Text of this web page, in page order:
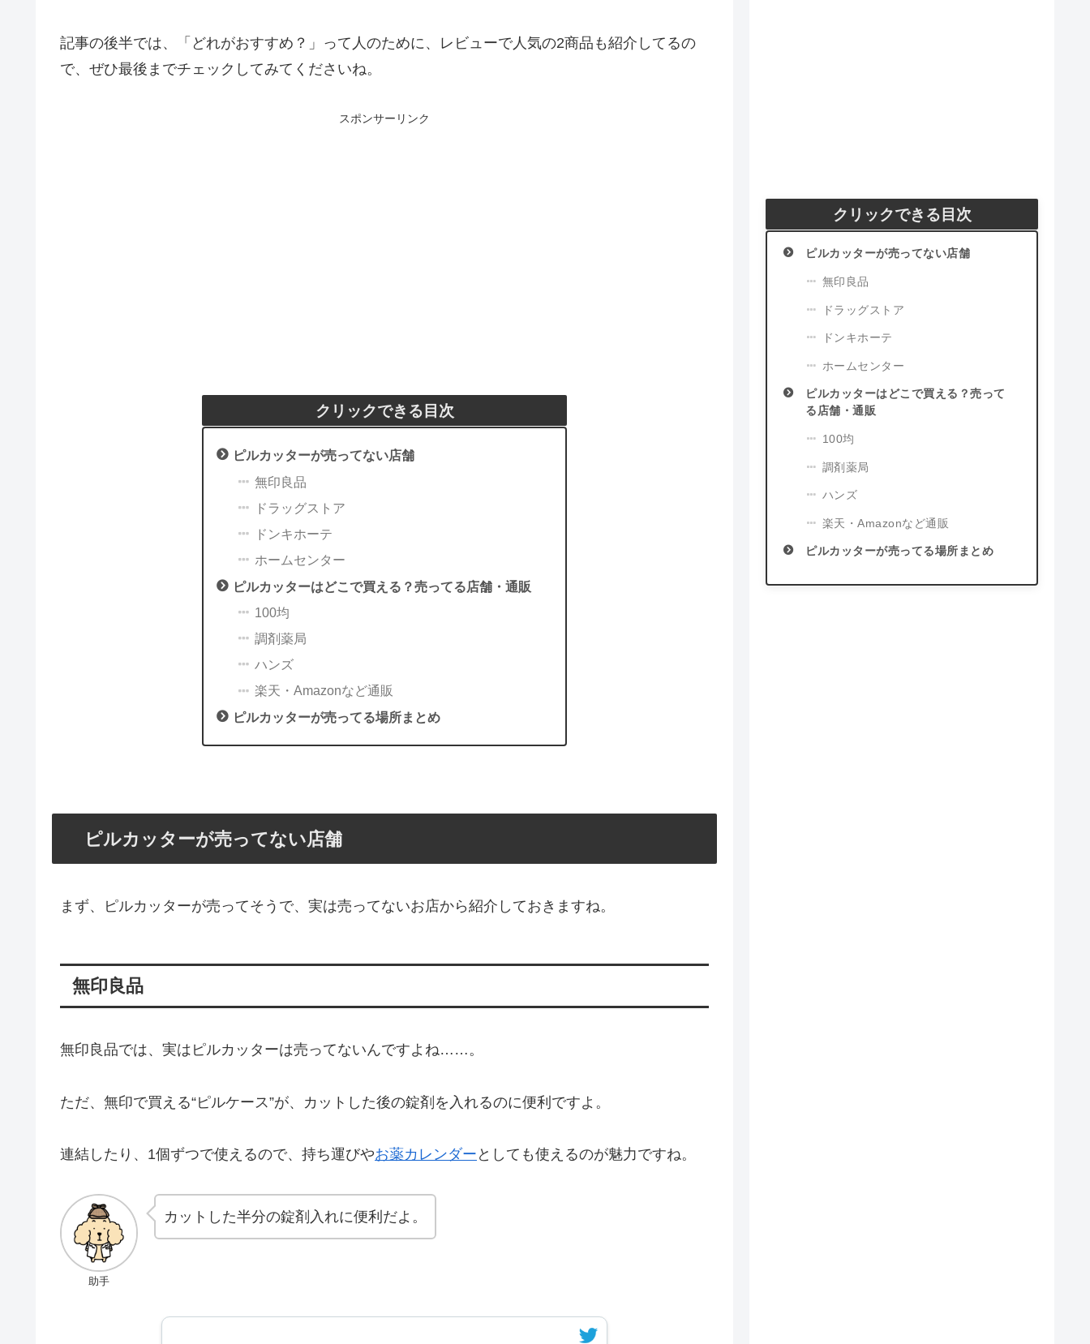
記事の後半では、「どれがおすすめ？」って人のために、レビューで人気の2商品も紹介してるの
で、ぜひ最後までチェックしてみてくださいね。
スポンサーリンク
クリックできる目次
ピルカッターが売ってない店舗
無印良品
ドラッグストア
ドンキホーテ
ホームセンター
ピルカッターはどこで買える？売ってる店舗・通販
100均
調剤薬局
ハンズ
楽天・Amazonなど通販
ピルカッターが売ってる場所まとめ
ピルカッターが売ってない店舗
まず、ピルカッターが売ってそうで、実は売ってないお店から紹介しておきますね。
無印良品
無印良品では、実はピルカッターは売ってないんですよね……。
ただ、無印で買える“ピルケース”が、カットした後の錠剤を入れるのに便利ですよ。
連結したり、1個ずつで使えるので、持ち運びやお薬カレンダー としても使えるのが魅力ですね。
助手
カットした半分の錠剤入れに便利だよ。
クリックできる目次
ピルカッターが売ってない店舗
無印良品
ドラッグストア
ドンキホーテ
ホームセンター
ピルカッターはどこで買える？売って
る店舗・通販
100均
調剤薬局
ハンズ
楽天・Amazonなど通販
ピルカッターが売ってる場所まとめ